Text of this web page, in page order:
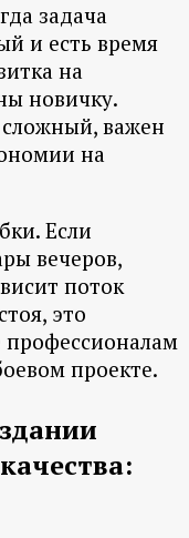
задача
и есть время
на
новичку.
сложный, важен
на
Если
вечеров,
поток
это
профессионалам
проекте.